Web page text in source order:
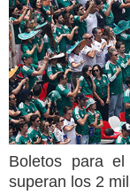
Boletos para
superan los 2